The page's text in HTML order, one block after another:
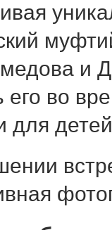
и
его во
для